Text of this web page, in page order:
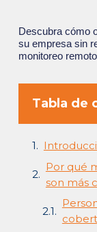
Descubra cómo
su empresa sin
monitoreo
Tabla de
Por qué
son más